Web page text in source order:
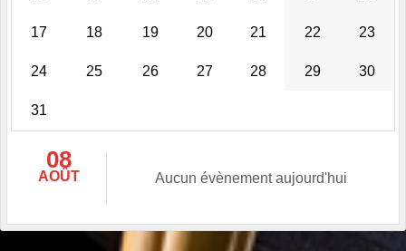
17 18 19 20 21 22 23
24 25 26 27 28 29 30
31
08
AOÛT Aucun évènement aujourd'hui